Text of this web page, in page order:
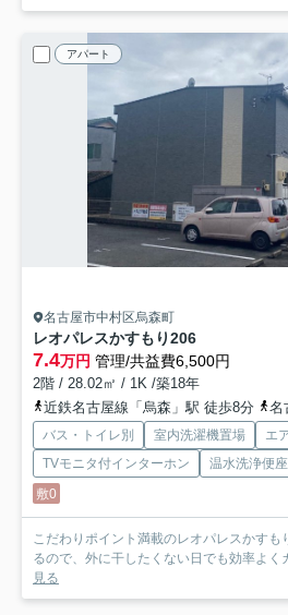
アパート
名古屋市中村区烏森町
レオパレスかすもり206
7.4万円 管理/共益費6,500円
2階 / 28.02㎡ / 1K /築18年
近鉄名古屋線「烏森」駅 徒歩8分
名古
バス・トイレ別 室内洗濯機置場 エ
TVモニタ付インターホン
温水洗浄便座
敷0
こだわりポイント満載のレオパレスかす
るので、外に干したくない日でも効率よく
見る